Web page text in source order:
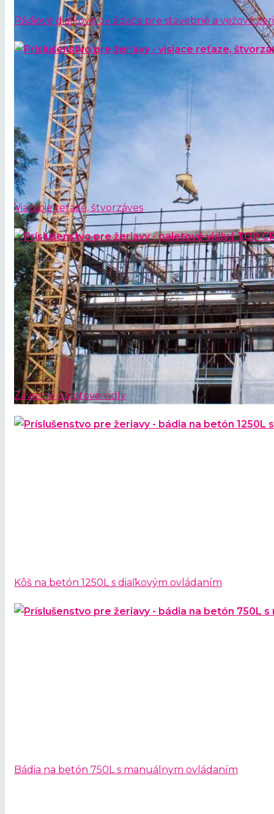
Rádiové diaľkové ovládače pre stavebné a vežové
Viazacie reťaze, štvorzáves
Závesné paletové vidly
Kôš na betón 1250L s diaľkovým ovládaním
Bádia na betón 750L s manuálnym ovládaním